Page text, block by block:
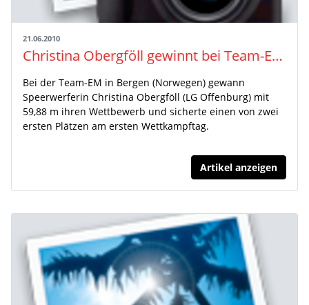
21.06.2010
Christina Obergföll gewinnt bei Team-EM in Bergen
Bei der Team-EM in Bergen (Norwegen) gewann
Speerwerferin Christina Obergföll (LG Offenburg) mit
59,88 m ihren Wettbewerb und sicherte einen von zwei
ersten Plätzen am ersten Wettkampftag.
Artikel anzeigen